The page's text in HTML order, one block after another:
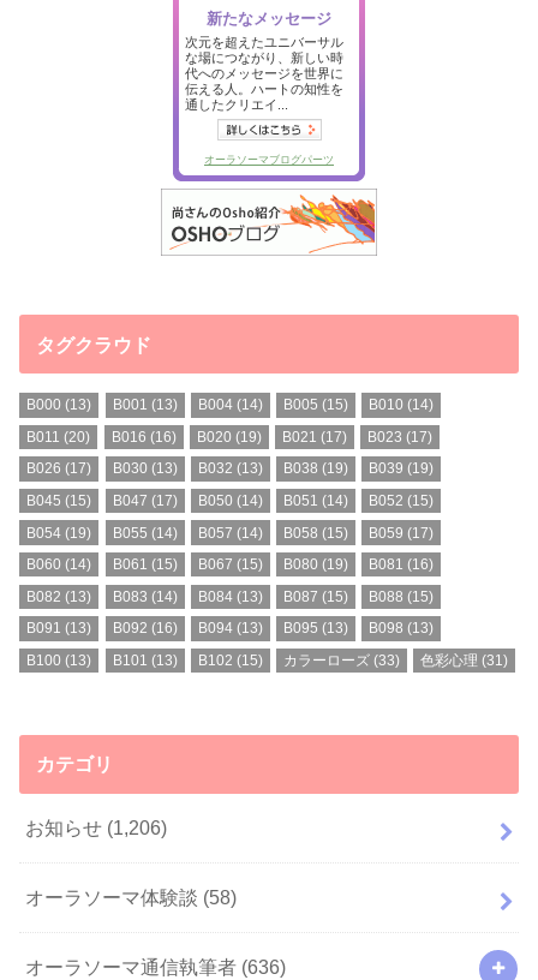
タグクラウド
B000 (13) B001 (13) B004(14) B005 (15) B010 (14)
B011 (20) B016 (16) B020 (19) B021 (17) B023 (17)
B026 (17) B030 (13) B032 (13) B038 (19) B039 (19)
B045 (15) B047 (17) B050 (14) B051 (14) B052 (15)
B054 (19) B055 (14) B057 (14) B058 (15) B059 (17)
B060 (14) B061 (15) B067 (15) B080 (19) B081 (16)
B082 (13) B083 (14) B084(13) B087 (15) B088 (15)
B091 (13) B092 (16) B094(13) B095 (13) B098 (13)
B100 (13) B101 (13) B102 (15) カラーローズ (33) 色彩心理 (31)
カテゴリ
お知らせ (1,206)
オーラソーマ体験談 (58)
オーラソーマ通信執筆者 (636)